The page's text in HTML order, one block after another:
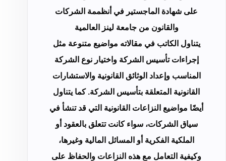
على شهادة الماجستير في أنظممة الشركات
والقانون من جامعة لينز العالمية
يتناول الكاتب في مقالاته مواضيع متنوعة مثل
إجراءات تأسيس الشركة واختيار نوع الشركة
المناسب وإعداد الوثائق القانونية والاستشارات
القانونية المتعلقة بتأسيس الشركة. كما يتناول
أيضًا مواضيع النزاعات القانونية التي قد تنشأ في
سياق الشركات، سواء كانت تتعلق بالعقود أو
الملكية الفكرية أو المسائل المالية وغيرها،
وكيفية التعامل مع هذه النزاعات والحفاظ على